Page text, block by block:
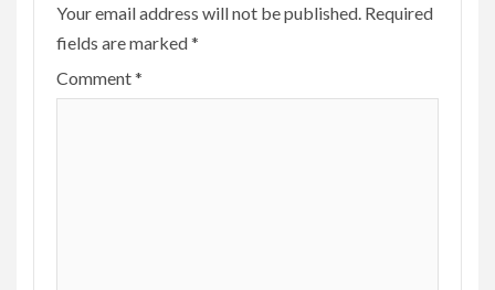
Your email address will not be published. Required
fields are marked*
Comment*